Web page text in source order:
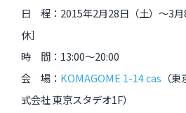
配信中のオンライン講座
日 程：2015年2月28日（土）〜3
休］
時 間：13:00～20:00
会 場： KOMAGOME 1-14 cas （
式会社 東京スタデオ1F）